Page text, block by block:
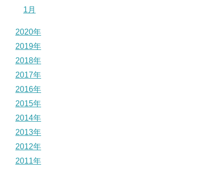
1月
2020年
2019年
2018年
2017年
2016年
2015年
2014年
2013年
2012年
2011年